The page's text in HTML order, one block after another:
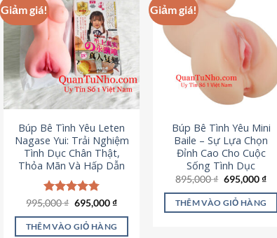
Giảm giá!
Búp Bê Tình Yêu Leten
Nagase Yui: Trải Nghiệm
Tình Dục Chân Thật,
Thỏa Mãn Và Hấp Dẫn
Được xếp
5 sao
995,000₫ Giá
là:
995,000 ₫.
695,000₫Giá
tại
là:
THÊM VÀO GIỎ HÀNG
Giảm giá!
Búp Bê Tình Yêu Mini
Baile – Sự Lựa Chọn
Đỉnh Cao Cho Cuộc
Sống Tình Dục
895,000₫ Giá
là:
895,000 ₫.
695,000₫Giá
tại
là:
THÊM VÀO GIỎ HÀNG